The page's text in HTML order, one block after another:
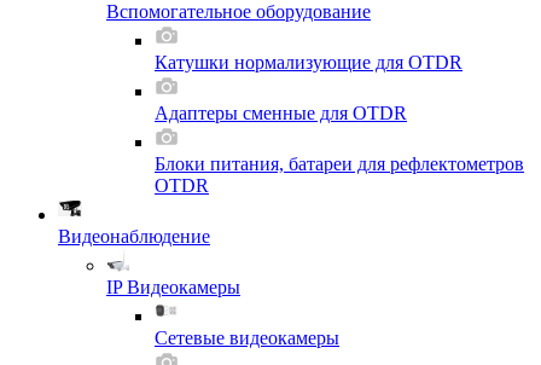
Вспомогательное оборудование
Катушки нормализующие для OTDR
Адаптеры сменные для OTDR
Блоки питания, батареи для рефлектометров
OTDR
Видеонаблюдение
IP Видеокамеры
Сетевые видеокамеры